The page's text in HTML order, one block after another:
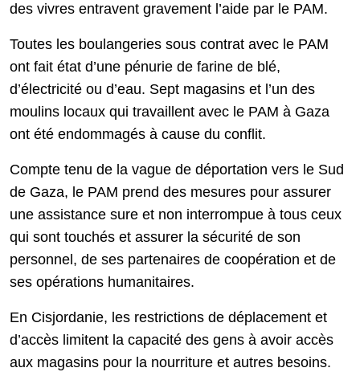
des vivres entravent gravement l’aide par le PAM.
Toutes les boulangeries sous contrat avec le PAM
ont fait état d’une pénurie de farine de blé,
d’électricité ou d’eau. Sept magasins et l’un des
moulins locaux qui travaillent avec le PAM à Gaza
ont été endommagés à cause du conflit.
Compte tenu de la vague de déportation vers le Sud
de Gaza, le PAM prend des mesures pour assurer
une assistance sure et non interrompue à tous ceux
qui sont touchés et assurer la sécurité de son
personnel, de ses partenaires de coopération et de
ses opérations humanitaires.
En Cisjordanie, les restrictions de déplacement et
d’accès limitent la capacité des gens à avoir accès
aux magasins pour la nourriture et autres besoins.